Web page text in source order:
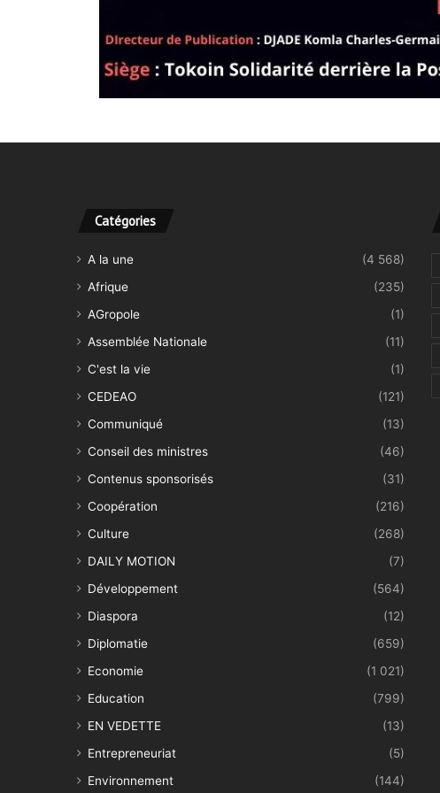
Catégories
A la une
(4 568)
Afrique
(235)
AGropole
(1)
Assemblée Nationale
(11)
C'est la vie
(1)
CEDEAO
(121)
Communiqué
(13)
Conseil des ministres
(46)
Contenus sponsorisés
(31)
Coopération
(216)
Culture
(268)
DAILY MOTION
(7)
Développement
(564)
Diaspora
(12)
Diplomatie
(659)
Economie
(1 021)
Education
(799)
EN VEDETTE
(13)
Entrepreneuriat
(5)
Environnement
(144)